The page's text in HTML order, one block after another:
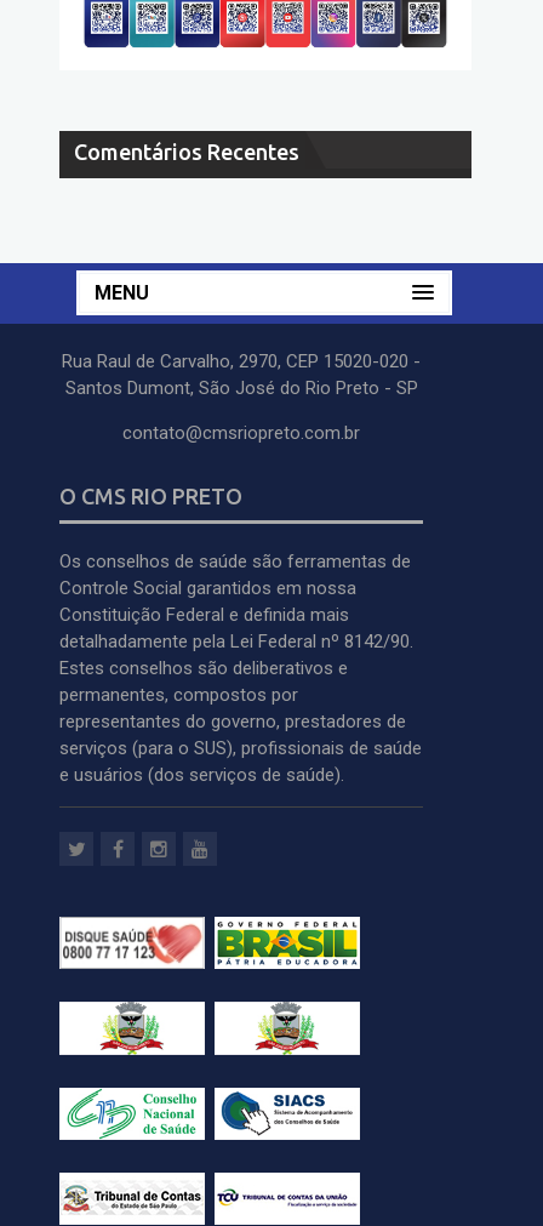
Comentários Recentes
MENU
Rua Raul de Carvalho, 2970, CEP 15020-020 -
Santos Dumont, São José do Rio Preto - SP
contato@cmsriopreto.com.br
O CMS RIO PRETO
Os conselhos de saúde são ferramentas de
Controle Social garantidos em nossa
Constituição Federal e definida mais
detalhadamente pela Lei Federal nº 8142/90.
Estes conselhos são deliberativos e
permanentes, compostos por
representantes do governo, prestadores de
serviços (para o SUS), profissionais de saúde
e usuários (dos serviços de saúde).